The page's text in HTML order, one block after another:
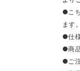
●こ
ます
●仕
●商
●ご